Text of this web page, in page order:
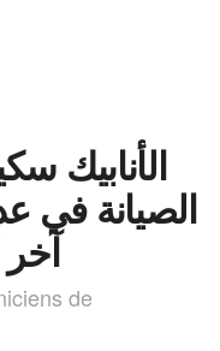
الصيانة في
آخر أجل
de